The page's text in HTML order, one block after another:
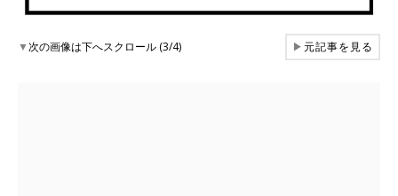
▼次の画像は下へスクロール (3/4) ▶元記事を見る